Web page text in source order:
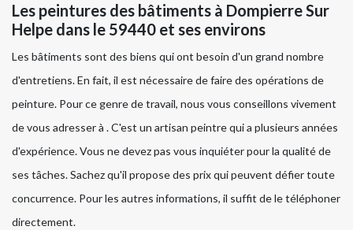
Les peintures des bâtiments à Dompierre Sur
Helpe dans le 59440 et ses environs
Les bâtiments sont des biens qui ont besoin d'un grand nombre
d'entretiens. En fait, il est nécessaire de faire des opérations de
peinture. Pour ce genre de travail, nous vous conseillons vivement
de vous adresser à . C'est un artisan peintre qui a plusieurs années
d'expérience. Vous ne devez pas vous inquiéter pour la qualité de
ses tâches. Sachez qu'il propose des prix qui peuvent défier toute
concurrence. Pour les autres informations, il suffit de le téléphoner
directement.